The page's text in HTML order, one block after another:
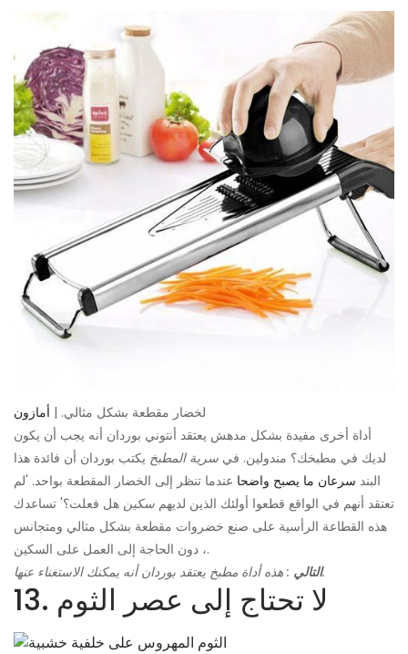
لخضار مقطعة بشكل مثالي. | أمازون
أداة أخرى مفيدة بشكل مدهش يعتقد أنتوني بوردان أنه يجب أن يكون
لديك في مطبخك؟ مندولين. في سرية المطبخ يكتب بوردان أن فائدة هذا
البند سرعان ما يصبح واضحا عندما تنظر إلى الخضار المقطعة بواحد. 'لم
تعتقد أنهم في الواقع قطعوا أولئك الذين لديهم سكين هل فعلت؟' تساعدك
هذه القطاعة الرأسية على صنع خضروات مقطعة بشكل مثالي ومتجانس
، دون الحاجة إلى العمل على السكين.
التالي: هذه أداة مطبخ يعتقد بوردان أنه يمكنك الاستغناء عنها.
13. لا تحتاج إلى عصر الثوم